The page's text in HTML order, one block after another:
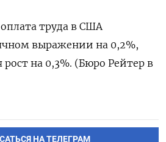
труда в США
выражении на 0,2%,
рост на ​0,3%. (Бюро Рейтер ‌в
НА ТЕЛЕГРАМ